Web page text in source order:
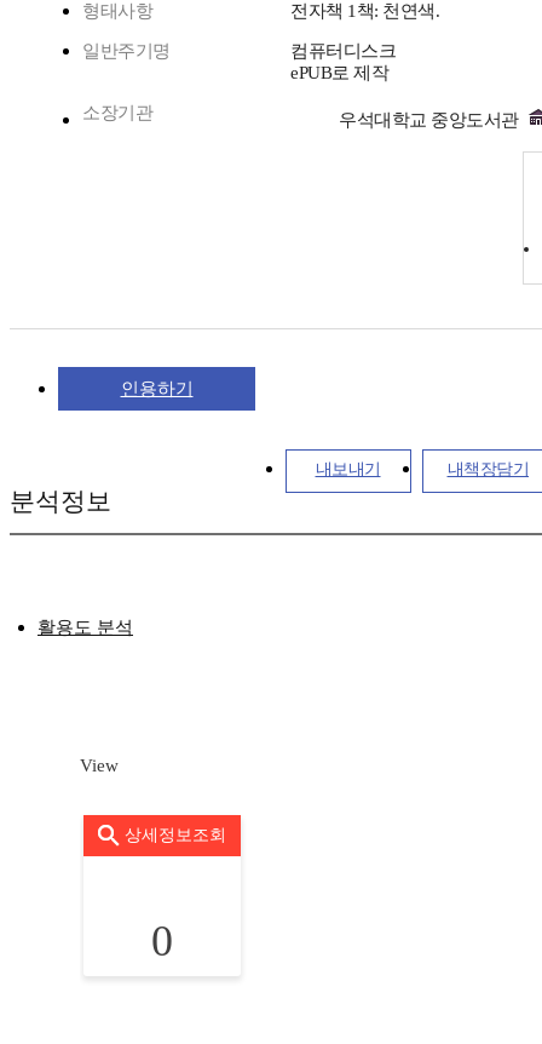
형태사항 전자책 1책: 천연색.
일반주기명
컴퓨터디스크
ePUB로 제작
소장기관 우석대학교 중앙도서관
인용하기
내보내기 내책장담기
분석정보
활용도 분석
View
상세정보조회
0